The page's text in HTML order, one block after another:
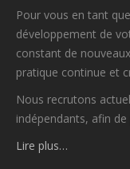
Pour vous en tant
développement de
constant de
pratique continue et
Nous recrutons
indépendants, afin
Lire plus…